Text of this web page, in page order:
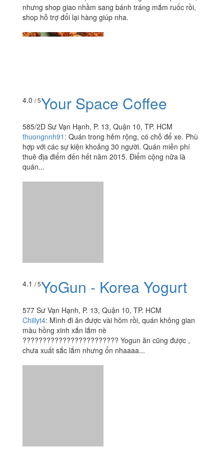
nhưng shop giao nhầm sang bánh tráng mắm ruốc rồi,
shop hỗ trợ đổi lại hàng giúp nha.
4.0 / 5Your Space Coffee
585/2D Sư Vạn Hạnh, P. 13, Quận 10, TP. HCM
thuongnnh91 : Quán trong hẻm rộng, có chỗ để xe. Phù
hợp với các sự kiện khoảng 30 người. Quán miễn phí
thuê địa điểm đến hết năm 2015. Điểm cộng nữa là
quán...
4.1 / 5YoGun - Korea Yogurt
577 Sư Vạn Hạnh, P. 13, Quận 10, TP. HCM
Chillyt4: Mình đi ăn được vài hôm rồi, quán không gian
màu hồng xinh xắn lắm nè
???????????????????????? Yogun ăn cũng được ,
chưa xuất sắc lắm nhưng ổn nhaaaa...